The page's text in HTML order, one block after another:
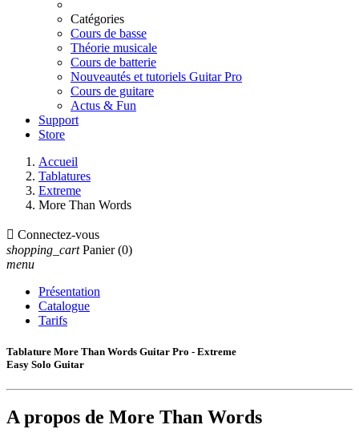
Catégories
Cours de basse
Théorie musicale
Cours de batterie
Nouveautés et tutoriels Guitar Pro
Cours de guitare
Actus & Fun
Support
Store
Accueil
Tablatures
Extreme
More Than Words
 Connectez-vous
shopping_cart Panier (0)
menu
Présentation
Catalogue
Tarifs
Tablature More Than Words Guitar Pro - Extreme
Easy Solo Guitar
A propos de More Than Words